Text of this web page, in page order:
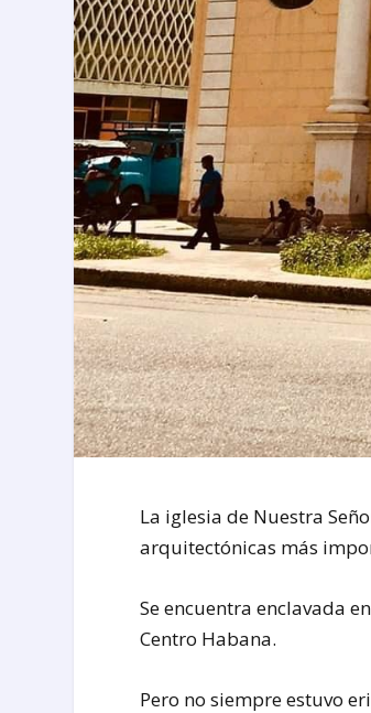
La iglesia de Nuestra
arquitectónicas más
Se encuentra enclavada
Centro Habana.
Pero no siempre estuvo